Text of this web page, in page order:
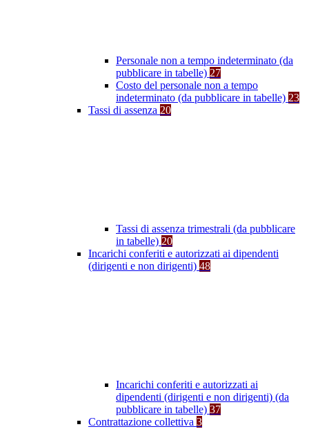
Personale non a tempo indeterminato (da
pubblicare in tabelle) 27
Costo del personale non a tempo
indeterminato (da pubblicare in tabelle) 23
Tassi di assenza 20
Tassi di assenza trimestrali (da pubblicare
in tabelle) 20
Incarichi conferiti e autorizzati ai dipendenti
(dirigenti e non dirigenti) 48
Incarichi conferiti e autorizzati ai
dipendenti (dirigenti e non dirigenti) (da
pubblicare in tabelle) 37
Contrattazione collettiva 3